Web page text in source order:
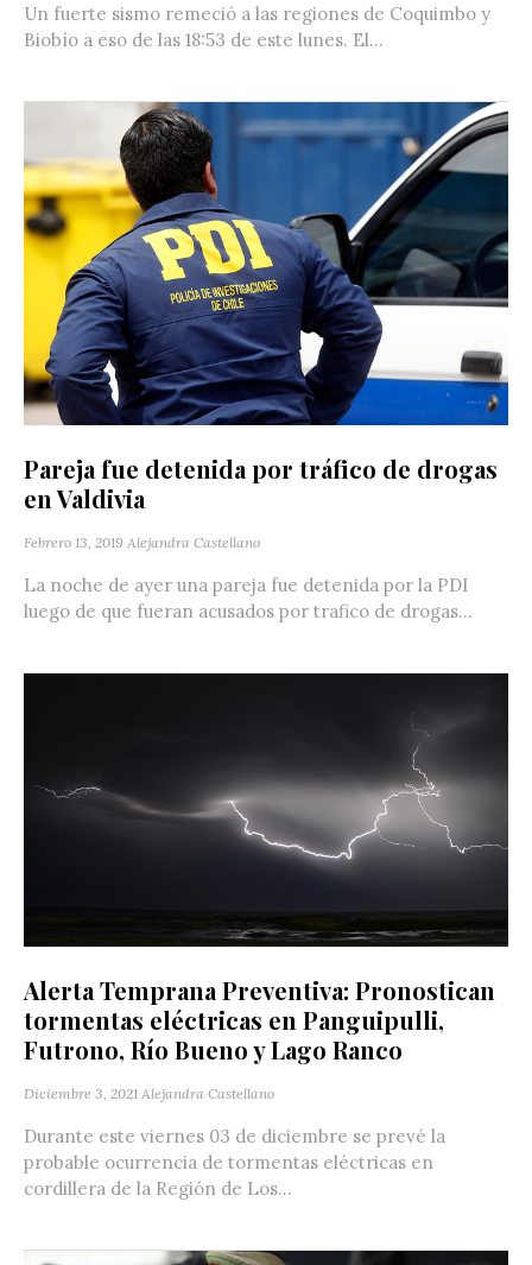
Un fuerte sismo remeció a las regiones de Coquimbo y
Biobío a eso de las 18:53 de este lunes. El...
Pareja fue detenida por tráfico de drogas
en Valdivia
Febrero 13, 2019 Alejandra Castellano
La noche de ayer una pareja fue detenida por la PDI
luego de que fueran acusados por trafico de drogas...
Alerta Temprana Preventiva: Pronostican
tormentas eléctricas en Panguipulli,
Futrono, Río Bueno y Lago Ranco
Diciembre 3, 2021 Alejandra Castellano
Durante este viernes 03 de diciembre se prevé la
probable ocurrencia de tormentas eléctricas en
cordillera de la Región de Los...